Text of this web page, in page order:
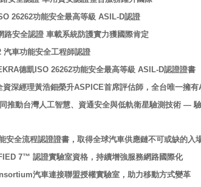
26262功能安全最高等級 ASIL-D認證
安全認證 車載系統防護實力獲國際肯定
汽車功能安全工程師認證
德凱ISO 26262功能安全最高等級 ASIL-D認證證書
深經理黃浩鈿榮升ASPICE首席評估師，全台唯一擁
推動台灣人工智慧、資通安全與低軌衛星驗測技術 —
安全流程認證證書，取得全球汽車供應鏈不可或缺的入
7™ 認證實驗室資格，持續增強服務網路國際化
汽車連接聯盟授權實驗室，助力移動方式變革